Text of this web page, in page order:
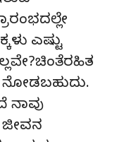
ಎಷ್ಟು
ನೋಡಬಹುದು.
ನಾವು